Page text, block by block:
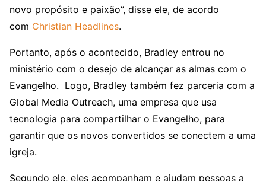
novo propósito e paixão”, disse ele, de acordo
com Christian Headlines.
Portanto, após o acontecido, Bradley entrou no
ministério com o desejo de alcançar as almas com o
Evangelho. Logo, Bradley também fez parceria com a
Global Media Outreach, uma empresa que usa
tecnologia para compartilhar o Evangelho, para
garantir que os novos convertidos se conectem a uma
igreja.
Segundo ele, eles acompanham e ajudam pessoas a